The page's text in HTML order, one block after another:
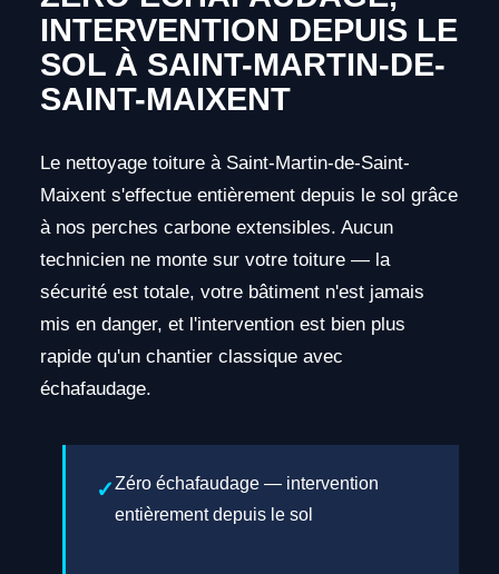
INTERVENTION DEPUIS LE
SOL À SAINT-MARTIN-DE-
SAINT-MAIXENT
Le nettoyage toiture à Saint-Martin-de-Saint-
Maixent s'effectue entièrement depuis le sol grâce
à nos perches carbone extensibles. Aucun
technicien ne monte sur votre toiture — la
sécurité est totale, votre bâtiment n'est jamais
mis en danger, et l'intervention est bien plus
rapide qu'un chantier classique avec
échafaudage.
Zéro échafaudage — intervention
entièrement depuis le sol